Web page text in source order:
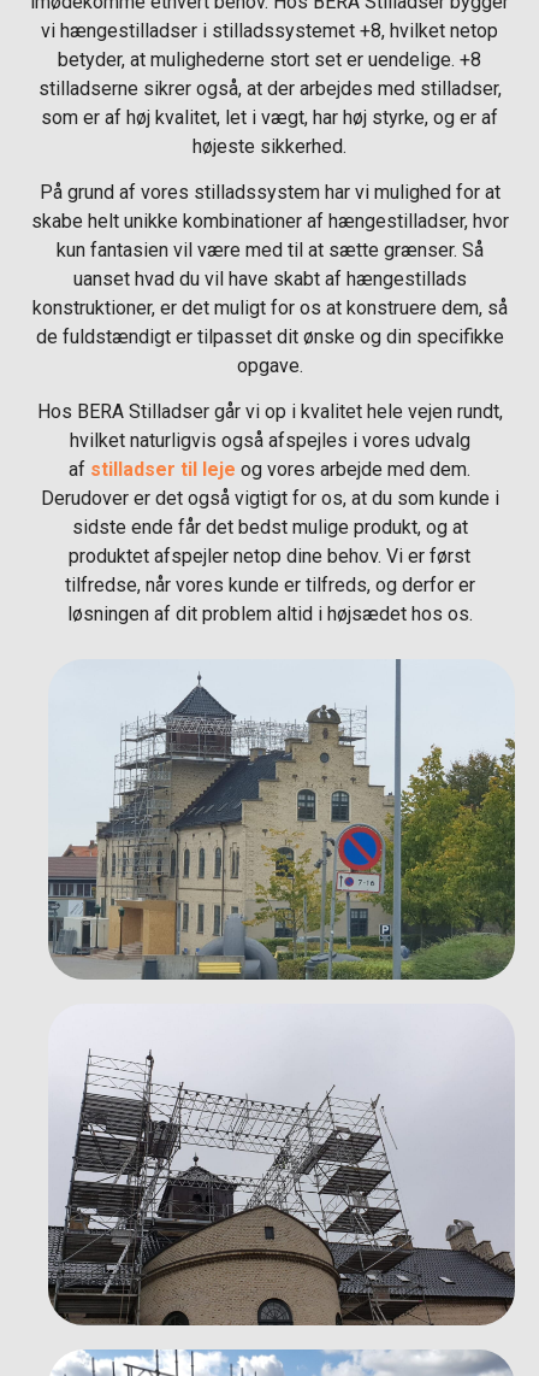
vi hængestilladser i stilladssystemet +8, hvilket netop
betyder, at mulighederne stort set er uendelige. +8
stilladserne sikrer også, at der arbejdes med stilladser,
som er af høj kvalitet, let i vægt, har høj styrke, og er af
højeste sikkerhed.
På grund af vores stilladssystem har vi mulighed for at
skabe helt unikke kombinationer af hængestilladser, hvor
kun fantasien vil være med til at sætte grænser. Så
uanset hvad du vil have skabt af hængestillads
konstruktioner, er det muligt for os at konstruere dem, så
de fuldstændigt er tilpasset dit ønske og din specifikke
opgave.
Hos BERA Stilladser går vi op i kvalitet hele vejen rundt,
hvilket naturligvis også afspejles i vores udvalg
af stilladser til leje og vores arbejde med dem.
Derudover er det også vigtigt for os, at du som kunde i
sidste ende får det bedst mulige produkt, og at
produktet afspejler netop dine behov. Vi er først
tilfredse, når vores kunde er tilfreds, og derfor er
løsningen af dit problem altid i højsædet hos os.